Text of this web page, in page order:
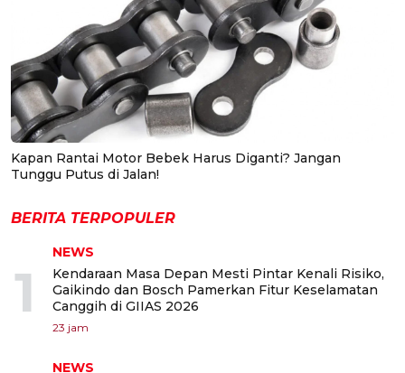
Kapan Rantai Motor Bebek Harus Diganti? Jangan
Tunggu Putus di Jalan!
BERITA TERPOPULER
1
NEWS
Kendaraan Masa Depan Mesti Pintar Kenali Risiko,
Gaikindo dan Bosch Pamerkan Fitur Keselamatan
Canggih di GIIAS 2026
23 jam
NEWS